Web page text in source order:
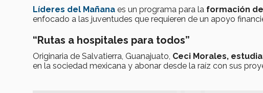
Líderes del Mañana es un programa para la formación
enfocado a las juventudes que requieren de un apoyo
“Rutas a hospitales para todos”
Originaria de Salvatierra, Guanajuato, Ceci Morales,
en la sociedad mexicana y abonar desde la raíz con sus